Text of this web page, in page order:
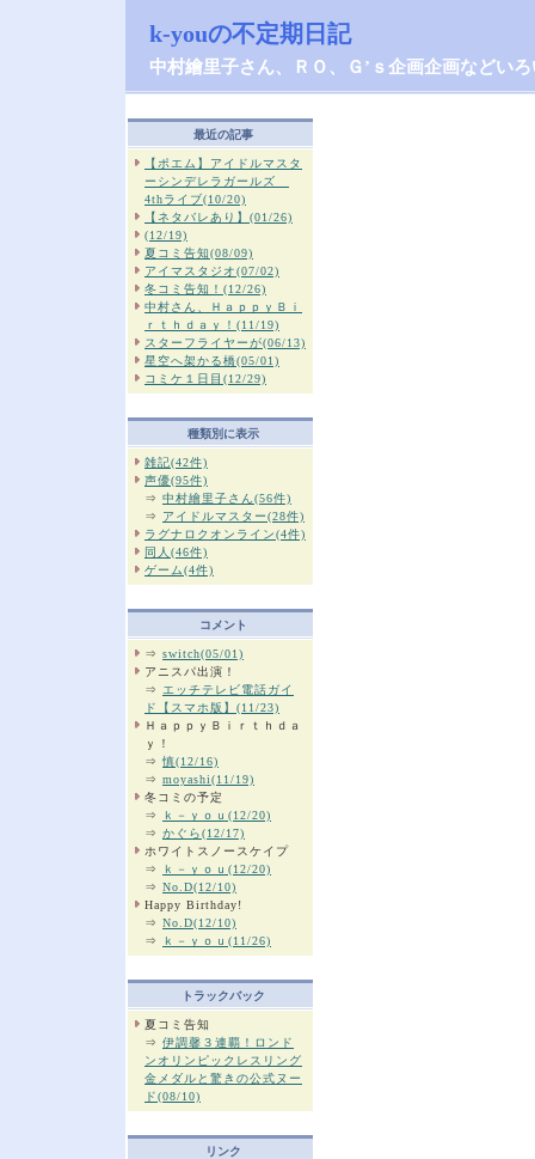
k-youの不定期日記
中村繪里子さん、ＲＯ、Ｇ’ｓ企画企画などい
最近の記事
【ポエム】アイドルマスタ
ーシンデレラガールズ
4thライブ(10/20)
【ネタバレあり】(01/26)
(12/19)
夏コミ告知(08/09)
アイマスタジオ(07/02)
冬コミ告知！(12/26)
中村さん、ＨａｐｐｙＢｉ
ｒｔｈｄａｙ！(11/19)
スターフライヤーが(06/13)
星空へ架かる橋(05/01)
コミケ１日目(12/29)
種類別に表示
雑記(42件)
声優(95件)
⇒ 中村繪里子さん(56件)
⇒ アイドルマスター(28件)
ラグナロクオンライン(4件)
同人(46件)
ゲーム(4件)
コメント
⇒ switch(05/01)
アニスパ出演！
⇒ エッチテレビ電話ガイ
ド【スマホ版】(11/23)
ＨａｐｐｙＢｉｒｔｈｄａ
ｙ！
⇒ 慎(12/16)
⇒ moyashi(11/19)
冬コミの予定
⇒
ｋ－ｙｏｕ(12/20)
⇒ かぐら(12/17)
ホワイトスノースケイプ
⇒
ｋ－ｙｏｕ(12/20)
⇒ No.D(12/10)
Happy Birthday!
⇒ No.D(12/10)
⇒
ｋ－ｙｏｕ(11/26)
トラックバック
夏コミ告知
⇒ 伊調馨３連覇！ロンド
ンオリンピックレスリング
金メダルと驚きの公式ヌー
ド(08/10)
リンク